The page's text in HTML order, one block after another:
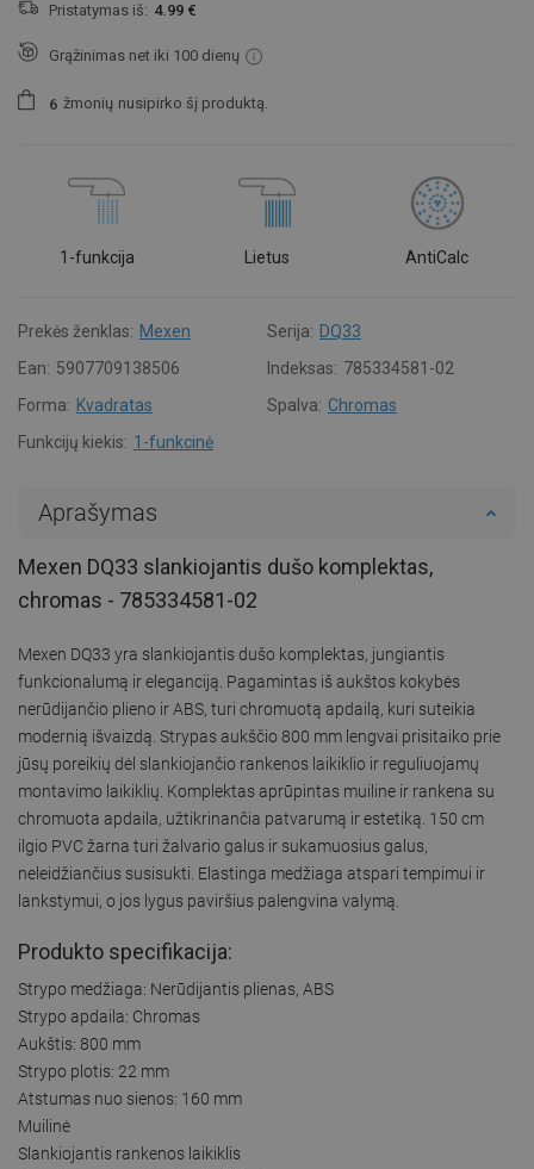
Pristatymas iš: 4.99 €
Grąžinimas net iki 100 dienų
6 žmonių nusipirko šį produktą.
1-funkcija Lietus AntiCalc
Prekės ženklas: Mexen Serija: DQ33
Ean: 5907709138506 Indeksas: 785334581-02
Forma: Kvadratas Spalva: Chromas
Funkcijų kiekis: 1-funkcinė
Aprašymas
Mexen DQ33 slankiojantis dušo komplektas,
chromas - 785334581-02
Mexen DQ33 yra slankiojantis dušo komplektas, jungiantis
funkcionalumą ir eleganciją. Pagamintas iš aukštos kokybės
nerūdijančio plieno ir ABS, turi chromuotą apdailą, kuri suteikia
modernią išvaizdą. Strypas aukščio 800 mm lengvai prisitaiko prie
jūsų poreikių dėl slankiojančio rankenos laikiklio ir reguliuojamų
montavimo laikiklių. Komplektas aprūpintas muiline ir rankena su
chromuota apdaila, užtikrinančia patvarumą ir estetiką. 150 cm
ilgio PVC žarna turi žalvario galus ir sukamuosius galus,
neleidžiančius susisukti. Elastinga medžiaga atspari tempimui ir
lankstymui, o jos lygus paviršius palengvina valymą.
Produkto specifikacija:
Strypo medžiaga: Nerūdijantis plienas, ABS
Strypo apdaila: Chromas
Aukštis: 800 mm
Strypo plotis: 22 mm
Atstumas nuo sienos: 160 mm
Muilinė
Slankiojantis rankenos laikiklis